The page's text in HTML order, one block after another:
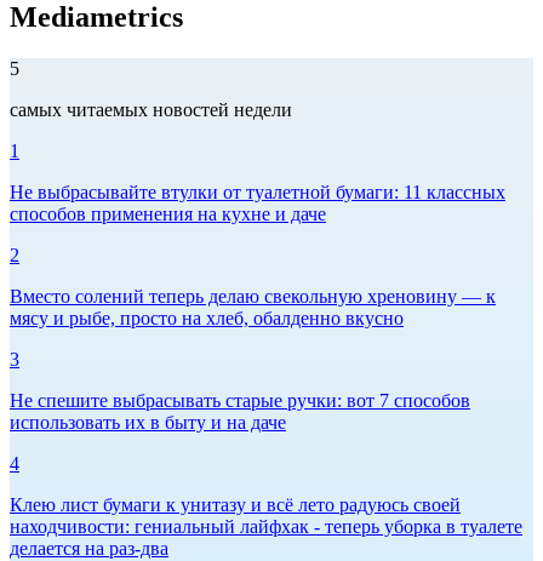
Mediametrics
5
самых читаемых новостей недели
1
Не выбрасывайте втулки от туалетной бумаги: 11 классных
способов применения на кухне и даче
2
Вместо солений теперь делаю свекольную хреновину — к
мясу и рыбе, просто на хлеб, обалденно вкусно
3
Не спешите выбрасывать старые ручки: вот 7 способов
использовать их в быту и на даче
4
Клею лист бумаги к унитазу и всё лето радуюсь своей
находчивости: гениальный лайфхак - теперь уборка в туалете
делается на раз-два